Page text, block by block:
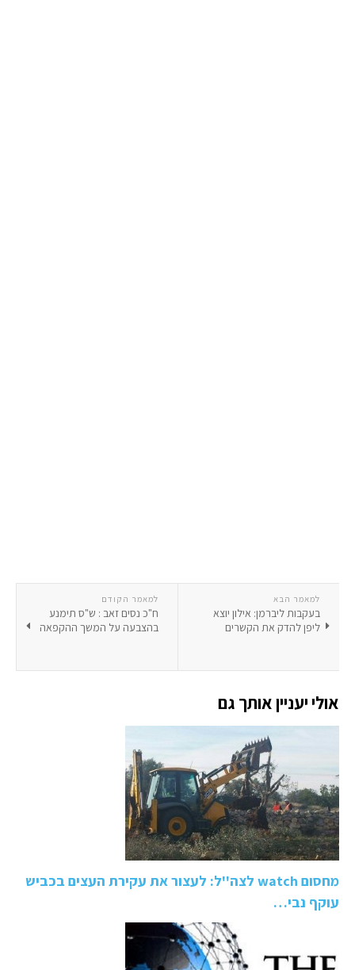
למאמר הקודם
ח"כ נסים זאב : ש"ס תימנע
בהצבעה על המשך ההקפאה
למאמר הבא
בעקבות ליברמן: אילון יוצא
ליפן להדק את הקשרים
אולי יעניין אותך גם
מחסום watch לצה''ל: לעצור את עקירת העצים בכביש
עוקף נבי…